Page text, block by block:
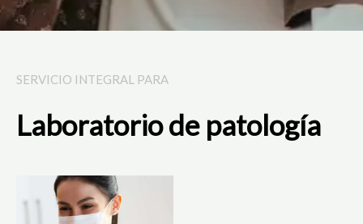
SERVICIO INTEGRAL PARA
Laboratorio de patología